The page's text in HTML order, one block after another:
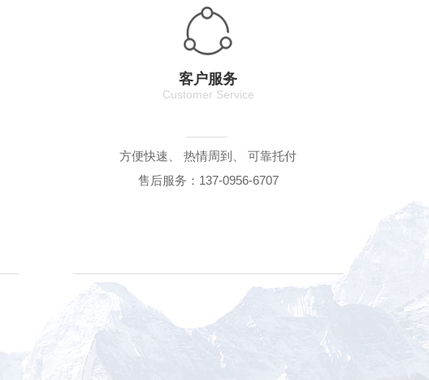
客户服务
Customer Service
方便快速、 热情周到、 可靠托付
售后服务：137-0956-6707